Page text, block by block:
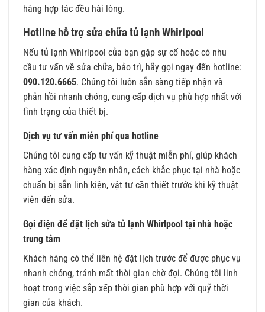
hàng hợp tác đều hài lòng.
Hotline hỗ trợ sửa chữa tủ lạnh Whirlpool
Nếu tủ lạnh Whirlpool của bạn gặp sự cố hoặc có nhu
cầu tư vấn về sửa chữa, bảo trì, hãy gọi ngay đến hotline:
090.120.6665. Chúng tôi luôn sẵn sàng tiếp nhận và
phản hồi nhanh chóng, cung cấp dịch vụ phù hợp nhất với
tình trạng của thiết bị.
Dịch vụ tư vấn miễn phí qua hotline
Chúng tôi cung cấp tư vấn kỹ thuật miễn phí, giúp khách
hàng xác định nguyên nhân, cách khắc phục tại nhà hoặc
chuẩn bị sẵn linh kiện, vật tư cần thiết trước khi kỹ thuật
viên đến sửa.
Gọi điện để đặt lịch sửa tủ lạnh Whirlpool tại nhà hoặc
trung tâm
Khách hàng có thể liên hệ đặt lịch trước để được phục vụ
nhanh chóng, tránh mất thời gian chờ đợi. Chúng tôi linh
hoạt trong việc sắp xếp thời gian phù hợp với quỹ thời
gian của khách.